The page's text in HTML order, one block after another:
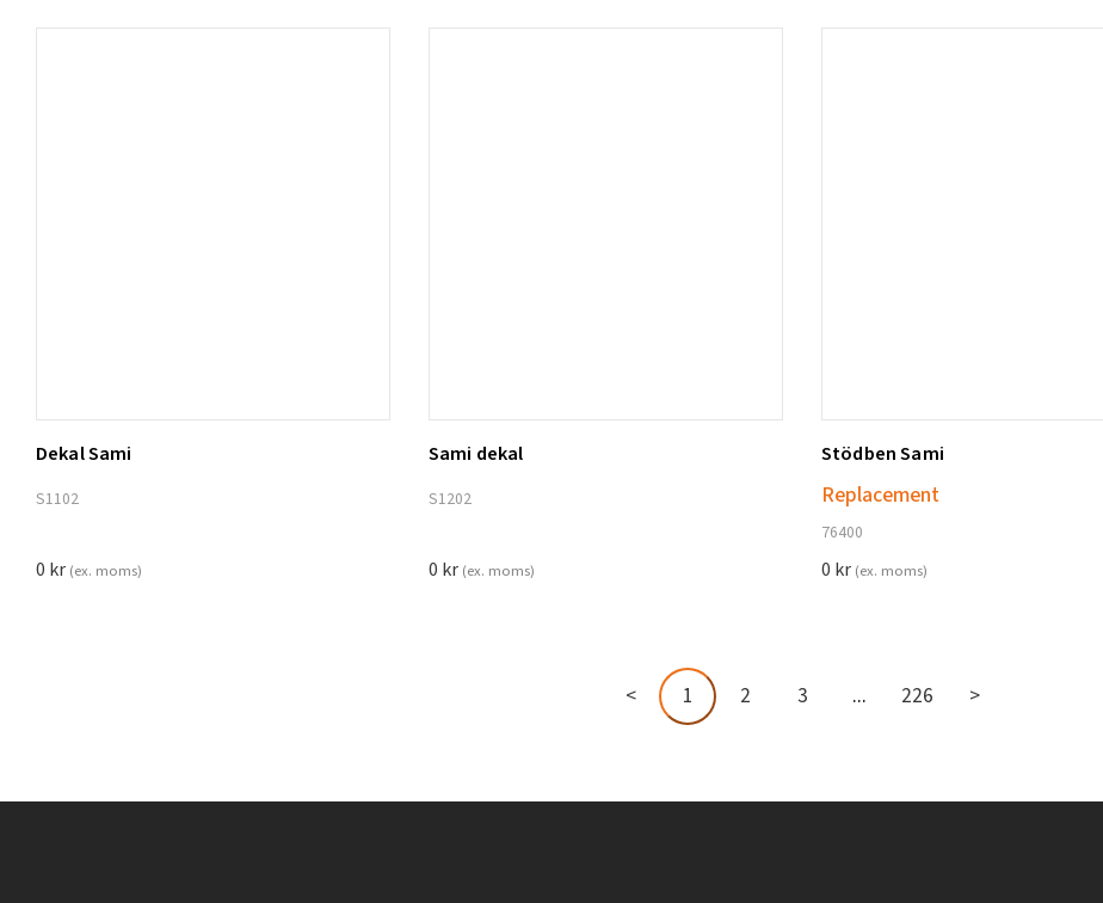
Lägg till i varukorg
Dekal Sami
S1102
0 kr (ex. moms)
Lägg till i varukorg
Sami dekal
S1202
0 kr (ex. moms)
Stödben Sami
Replacement
76400
0 kr (ex. moms)
< 1 2 3 ... 226 >